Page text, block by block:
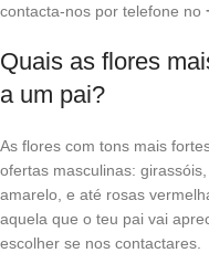
contacta-nos por telefone no
Quais as flores
a um pai?
As flores com tons mais
ofertas masculinas:
amarelo, e até rosas
aquela que o teu pai vai
escolher se nos contactares.